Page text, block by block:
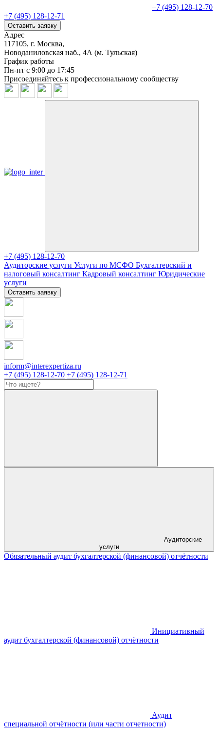
+7 (495) 128-12-70
+7 (495) 128-12-71
Оставить заявку
Адрес
117105, г. Москва,
Новоданиловская наб., 4А (м. Тульская)
График работы
Пн-пт с 9:00 до 17:45
Присоединяйтесь к профессиональному сообществу
+7 (495) 128-12-70
Аудиторские услуги Услуги по МСФО Бухгалтерский и
налоговый консалтинг Кадровый консалтинг Юридические
услуги
Оставить заявку
inform@interexpertiza.ru
+7 (495) 128-12-70 +7 (495) 128-12-71
услуги
Обязательный аудит бухгалтерской (финансовой) отчётности
Инициативный
аудит бухгалтерской (финансовой) отчётности
Аудит
специальной отчётности (или части отчетности)